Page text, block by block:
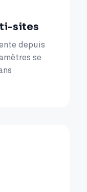
sites
depuis
se